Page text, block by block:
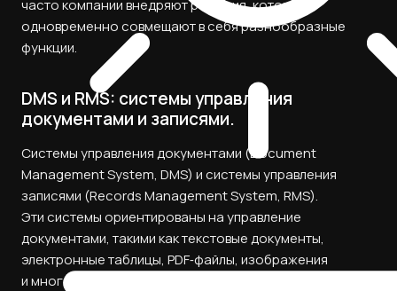
часто компании внедряют решения, которые
одновременно совмещают в себя разнообразные
функции.
DMS и RMS: cистемы управления
документами и записями.
Системы управления документами (Document
Management System, DMS) и системы управления
записями (Records Management System, RMS).
Эти системы ориентированы на управление
документами, такими как текстовые документы,
электронные таблицы, PDF‑файлы, изображения
и многое другое.